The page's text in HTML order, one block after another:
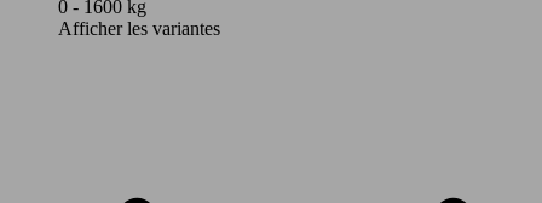
0 - 1600 kg
Afficher les variantes